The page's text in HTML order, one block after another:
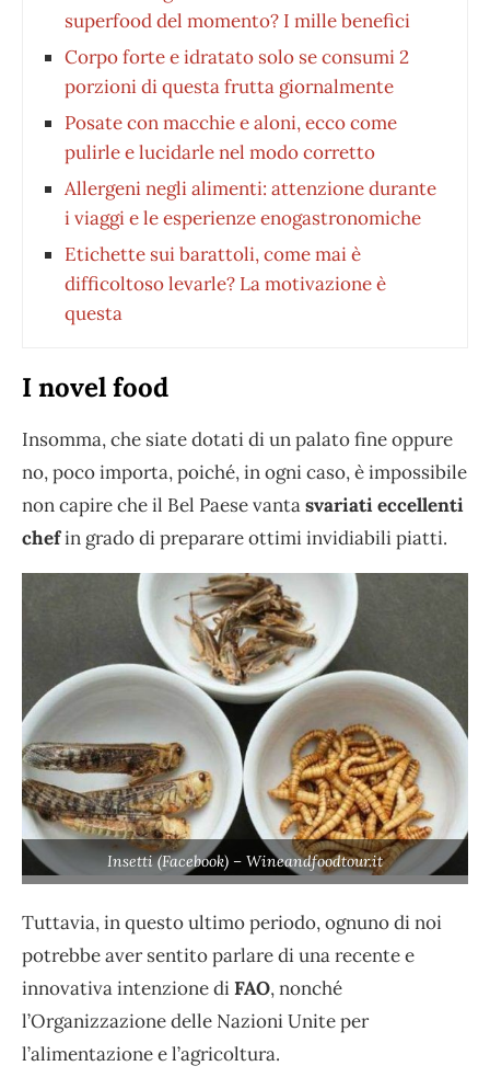
superfood del momento? I mille benefici
Corpo forte e idratato solo se consumi 2
porzioni di questa frutta giornalmente
Posate con macchie e aloni, ecco come
pulirle e lucidarle nel modo corretto
Allergeni negli alimenti: attenzione durante
i viaggi e le esperienze enogastronomiche
Etichette sui barattoli, come mai è
difficoltoso levarle? La motivazione è
questa
I novel food
Insomma, che siate dotati di un palato fine oppure
no, poco importa, poiché, in ogni caso, è impossibile
non capire che il Bel Paese vantasvariati eccellenti
chefin grado di preparare ottimi invidiabili piatti.
Insetti (Facebook) – Wineandfoodtour.it
Tuttavia, in questo ultimo periodo, ognuno di noi
potrebbe aver sentito parlare di una recente e
innovativa intenzione diFAO, nonché
l’Organizzazione delle Nazioni Unite per
l’alimentazione e l’agricoltura.